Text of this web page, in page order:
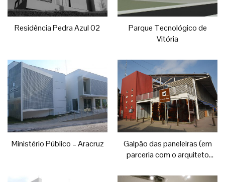
Residência Pedra Azul 02
Parque Tecnológico de
Vitória
Ministério Público – Aracruz
Galpão das paneleiras (em
parceria com o arquiteto